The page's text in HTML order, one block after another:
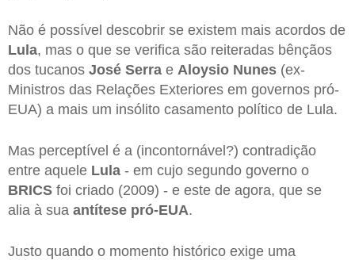
Não é possível descobrir se existem mais acordos de
Lula, mas o que se verifica são reiteradas bênçãos
dos tucanos José Serra e Aloysio Nunes (ex-
Ministros das Relações Exteriores em governos pró-
EUA) a mais um insólito casamento político de Lula.
Mas perceptível é a (incontornável?) contradição
entre aquele Lula - em cujo segundo governo o
BRICS foi criado (2009) - e este de agora, que se
alia à sua antítese pró-EUA.
Justo quando o momento histórico exige uma